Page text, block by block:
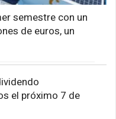
semestre con un
de euros, un
el próximo 7 de